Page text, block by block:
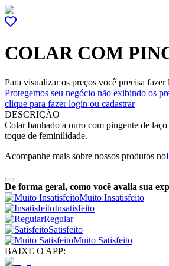
COLAR COM
Para visualizar os preços você precisa fazer
Protegemos seu negócio não exibindo os
clique para fazer login ou cadastrar
DESCRIÇÃO
Colar banhado a ouro com pingente de
toque de feminilidade.
Acompanhe mais sobre nossos produtos no
De forma geral, como você avalia sua
Muito Insatisfeito
Insatisfeito
Regular
Satisfeito
Muito Satisfeito
BAIXE O APP: